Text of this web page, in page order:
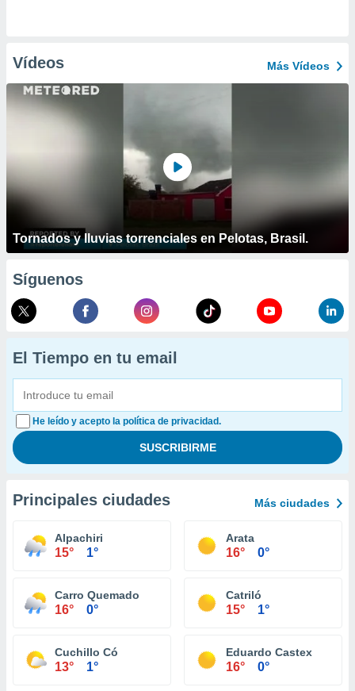
Vídeos Más Vídeos
Tornados y lluvias torrenciales en Pelotas, Brasil.
Síguenos
El Tiempo en tu email
He leído y acepto la política de privacidad.
Principales ciudades Más ciudades
Alpachiri
15° 1°
Arata
16° 0°
Carro Quemado
16° 0°
Catriló
15° 1°
Cuchillo Có
13° 1°
Eduardo Castex
16° 0°